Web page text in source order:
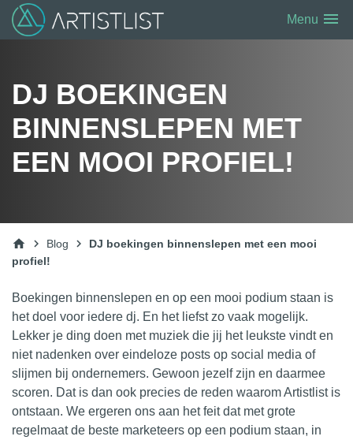
Menu menu
DJ BOEKINGEN
BINNENSLEPEN MET
EEN MOOI PROFIEL!
home chevron_right Blog chevron_right
DJ boekingen binnenslepen met een mooi
profiel!
Boekingen binnenslepen en op een mooi podium staan is
het doel voor iedere dj. En het liefst zo vaak mogelijk.
Lekker je ding doen met muziek die jij het leukste vindt en
niet nadenken over eindeloze posts op social media of
slijmen bij ondernemers. Gewoon jezelf zijn en daarmee
scoren. Dat is dan ook precies de reden waarom Artistlist is
ontstaan. We ergeren ons aan het feit dat met grote
regelmaat de beste marketeers op een podium staan, in